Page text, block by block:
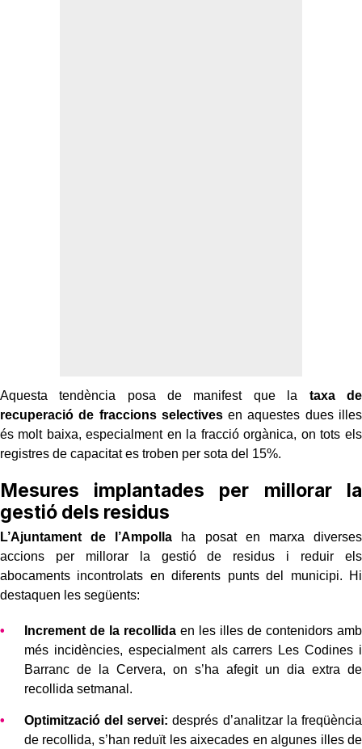
Aquesta tendència posa de manifest que la taxa de
recuperació de fraccions selectivesen aquestes dues illes
és molt baixa, especialment en la fracció orgànica, on tots els
registres de capacitat es troben per sota del 15%.
Mesures implantades per millorar la
gestió dels residus
L’Ajuntament de l’Ampolla ha posat en marxa diverses
accions per millorar la gestió de residus i reduir els
abocaments incontrolats en diferents punts del municipi. Hi
destaquen les següents:
Increment de la recollidaen les illes de contenidors amb
més incidències, especialment als carrers Les Codines i
Barranc de la Cervera, on s’ha afegit un dia extra de
recollida setmanal.
Optimització del servei: després d’analitzar la freqüència
de recollida, s’han reduït les aixecades en algunes illes de